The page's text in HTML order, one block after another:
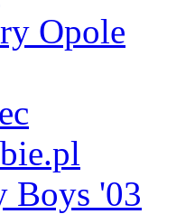
Opole
Boys '03